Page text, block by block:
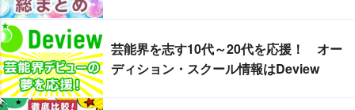
芸能界を志す10代～20代を応援！ オー
ディション・スクール情報はDeview